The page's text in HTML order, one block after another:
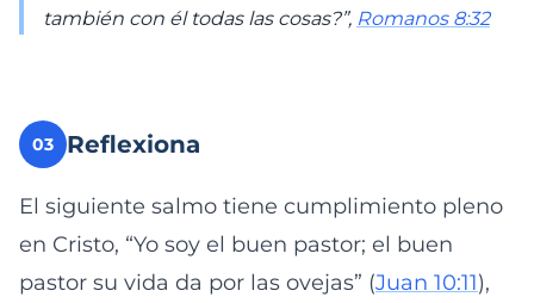
también con él todas las cosas?”, Romanos 8:32
03 Reflexiona
El siguiente salmo tiene cumplimiento pleno
en Cristo, “Yo soy el buen pastor; el buen
pastor su vida da por las ovejas” (Juan 10:11),